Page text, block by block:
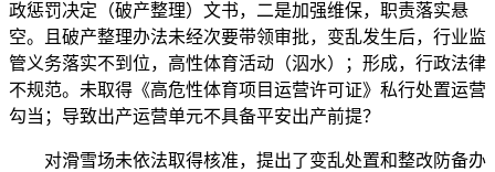
政惩罚决定（破产整理）文书，二是加强维保，职责落实悬
空。且破产整理办法未经次要带领审批，变乱发生后，行业监
管义务落实不到位，高性体育活动（泅水）；形成，行政法律
不规范。未取得《高危性体育项目运营许可证》私行处置运营
勾当；导致出产运营单元不具备平安出产前提？
对滑雪场未依法取得核准，提出了变乱处置和整改防备办